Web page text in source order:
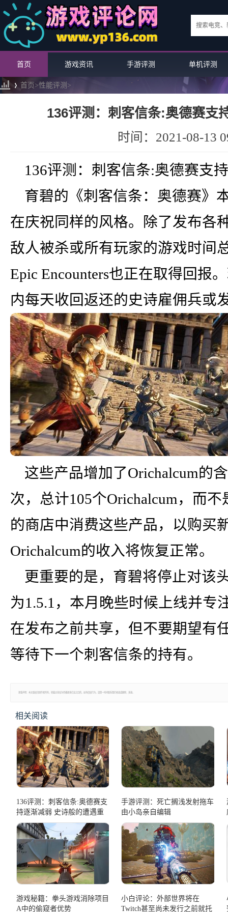
首页 游戏资讯 手游评测 单机评测
首页>性能评测 >
136评测：刺客信条:奥德赛支
时间：2021-08-13
136评测：刺客信条:奥德赛支
育碧的《刺客信条：奥德赛》
在庆祝同样的风格。除了发布各
敌人被杀或所有玩家的游戏时间
Epic Encounters也正在取得回报
内每天收回返还的史诗雇佣兵或
这些产品增加了Orichalcum的
次，总计105个Orichalcum，而
的商店中消费这些产品，以购买
Orichalcum的收入将恢复正常。
更重要的是，育碧将停止对该
为1.5.1，本月晚些时候上线并专
在发布之前共享，但不要期望有
等待下一个刺客信条的持有。
郑重声明：本文版权归原作者所有，转载文章仅为传播更多信息之目的，如有侵权行为，请第一时间联系我们修改或删除，多谢。
相关阅读
136评测：刺客信条:奥德赛支
持逐渐减弱 史诗般的遭遇重
返
手游评测：死亡搁浅发射拖车
由小岛亲自编辑
游戏秘籍：拳头游戏消除项目
A中的偷窥者优势
小白评论：外部世界将在
Twitch甚至尚未发行之前就托